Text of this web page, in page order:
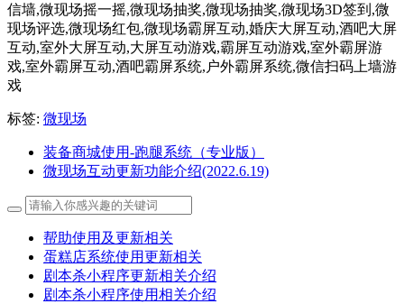
信墙,微现场摇一摇,微现场抽奖,微现场抽奖,微现场3D签到,微
现场评选,微现场红包,微现场霸屏互动,婚庆大屏互动,酒吧大屏
互动,室外大屏互动,大屏互动游戏,霸屏互动游戏,室外霸屏游
戏,室外霸屏互动,酒吧霸屏系统,户外霸屏系统,微信扫码上墙游
戏
标签: 微现场
装备商城使用-跑腿系统（专业版）
微现场互动更新功能介绍(2022.6.19)
帮助使用及更新相关
蛋糕店系统使用更新相关
剧本杀小程序更新相关介绍
剧本杀小程序使用相关介绍